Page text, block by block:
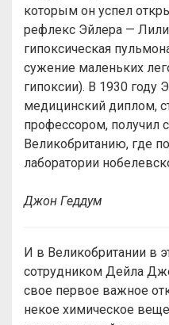
которым он успел
рефлекс Эйлера —
гипоксическая
сужение маленьких
гипоксии). В 1930 году
медицинский диплом,
профессором, получил
Великобританию, где
лаборатории
Джон Геддум
И в Великобритании в
сотрудником Дейла
свое первое важное
некое химическое